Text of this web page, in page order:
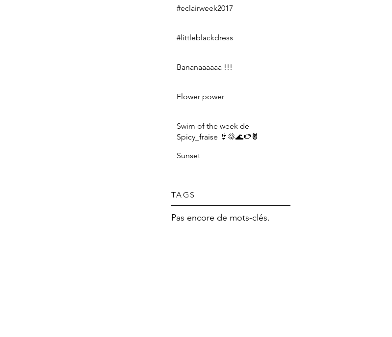
#eclairweek2017
#littleblackdress
Bananaaaaaa !!!
Flower power
Swim of the week de
Spicy_fraise 👙🌞🌊🍉🍍
Sunset
TAGS
Pas encore de mots-clés.